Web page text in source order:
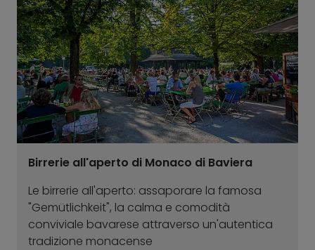
Birrerie all'aperto di Monaco di Baviera
Le birrerie all'aperto: assaporare la famosa
"Gemütlichkeit", la calma e comodità
conviviale bavarese attraverso un'autentica
tradizione monacense